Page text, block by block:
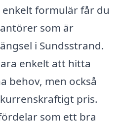
formulär får du
som är
i Sundsstrand.
enkelt att hitta
behov, men också
pris.
som ett bra